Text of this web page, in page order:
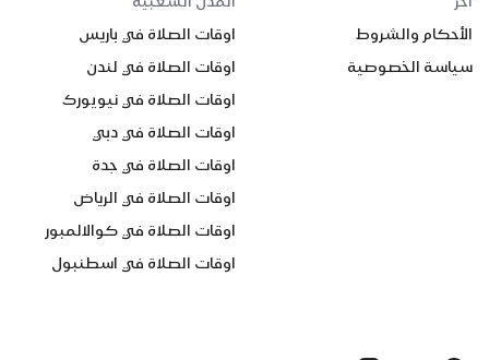
الأحكام والشروط
سياسة الخصوصية
اوقات الصلاة في باريس
اوقات الصلاة في لندن
اوقات الصلاة في نيويورك
اوقات الصلاة في دبي
اوقات الصلاة في جدة
اوقات الصلاة في الرياض
اوقات الصلاة في كوالالمبور
اوقات الصلاة في اسطنبول